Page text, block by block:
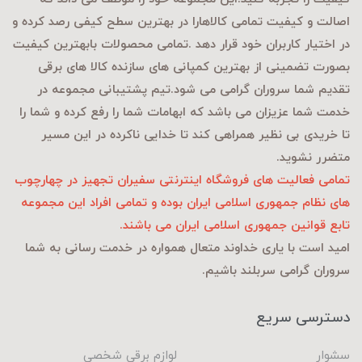
اصالت و کیفیت تمامی کالاهارا در بهترین سطح کیفی رصد کرده و
در اختیار کاربران خود قرار دهد .تمامی محصولات بابهترین کیفیت
بصورت تضمینی از بهترین کمپانی های سازنده کالا های برقی
تقدیم شما سروران گرامی می شود.تیم پشتیبانی مجموعه در
خدمت شما عزیزان می باشد که ابهامات شما را رفع کرده و شما را
تا خریدی بی نظیر همراهی کند تا خدایی ناکرده در این مسیر
متضرر نشوید.
تمامی فعالیت های فروشگاه اینترنتی سفیران تجهیز در چهارچوب
های نظام جمهوری اسلامی ایران بوده و تمامی افراد این مجموعه
تابع قوانین جمهوری اسلامی ایران می باشند.
امید است با یاری خداوند متعال همواره در خدمت رسانی به شما
سروران گرامی سربلند باشیم.
دسترسی سریع
سشوار لوازم برقی شخصی